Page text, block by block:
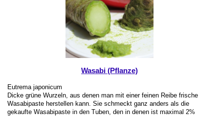
Wasabi (Pflanze)
Eutrema japonicum
Dicke grüne Wurzeln, aus denen man mit einer feinen Reibe frische
Wasabipaste herstellen kann. Sie schmeckt ganz anders als die
gekaufte Wasabipaste in den Tuben, den in denen ist maximal 2%